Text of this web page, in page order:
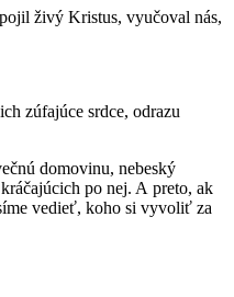
živý Kristus, vyučoval nás,
zúfajúce srdce, odrazu
domovinu, nebeský
po nej. A preto, ak
vedieť, koho si vyvoliť za